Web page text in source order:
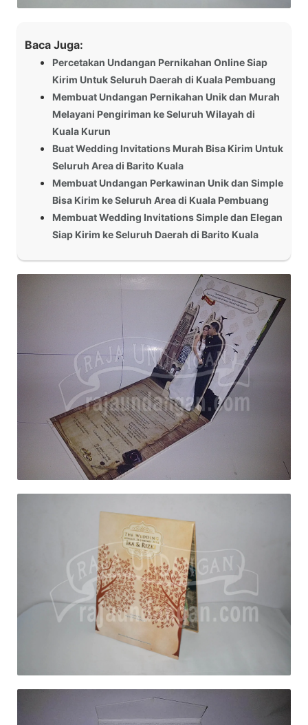
Baca Juga:
Percetakan Undangan Pernikahan Online Siap
Kirim Untuk Seluruh Daerah di Kuala Pembuang
Membuat Undangan Pernikahan Unik dan Murah
Melayani Pengiriman ke Seluruh Wilayah di
Kuala Kurun
Buat Wedding Invitations Murah Bisa Kirim Untuk
Seluruh Area di Barito Kuala
Membuat Undangan Perkawinan Unik dan Simple
Bisa Kirim ke Seluruh Area di Kuala Pembuang
Membuat Wedding Invitations Simple dan Elegan
Siap Kirim ke Seluruh Daerah di Barito Kuala